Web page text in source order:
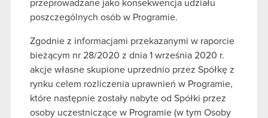
przeprowadzane jako konsekwencja udziału
poszczególnych osób w Programie.
Zgodnie z informacjami przekazanymi w raporcie
bieżącym nr 28/2020 z dnia 1 września 2020 r.
akcje własne skupione uprzednio przez Spółkę z
rynku celem rozliczenia uprawnień w Programie,
które następnie zostały nabyte od Spółki przez
osoby uczestniczące w Programie (w tym Osoby